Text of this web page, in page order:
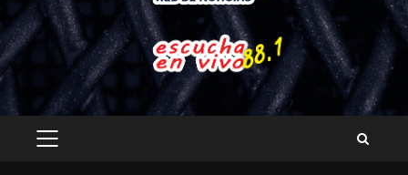
MENÚ